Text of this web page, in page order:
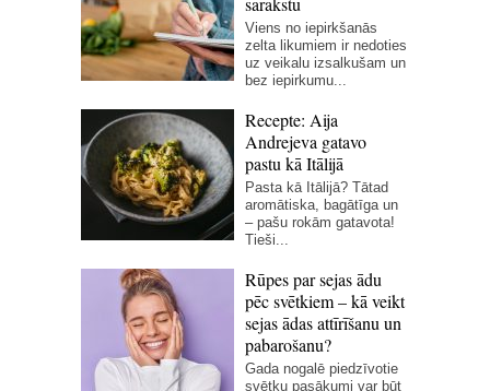
Viens no iepirkšanās
zelta likumiem ir nedoties
uz veikalu izsalkušam un
bez iepirkumu...
Recepte: Aija
Andrejeva gatavo
pastu kā Itālijā
Pasta kā Itālijā? Tātad
aromātiska, bagātīga un
– pašu rokām gatavota!
Tieši...
Rūpes par sejas ādu
pēc svētkiem – kā veikt
sejas ādas attīrīšanu un
pabarošanu?
Gada nogalē piedzīvotie
svētku pasākumi var būt